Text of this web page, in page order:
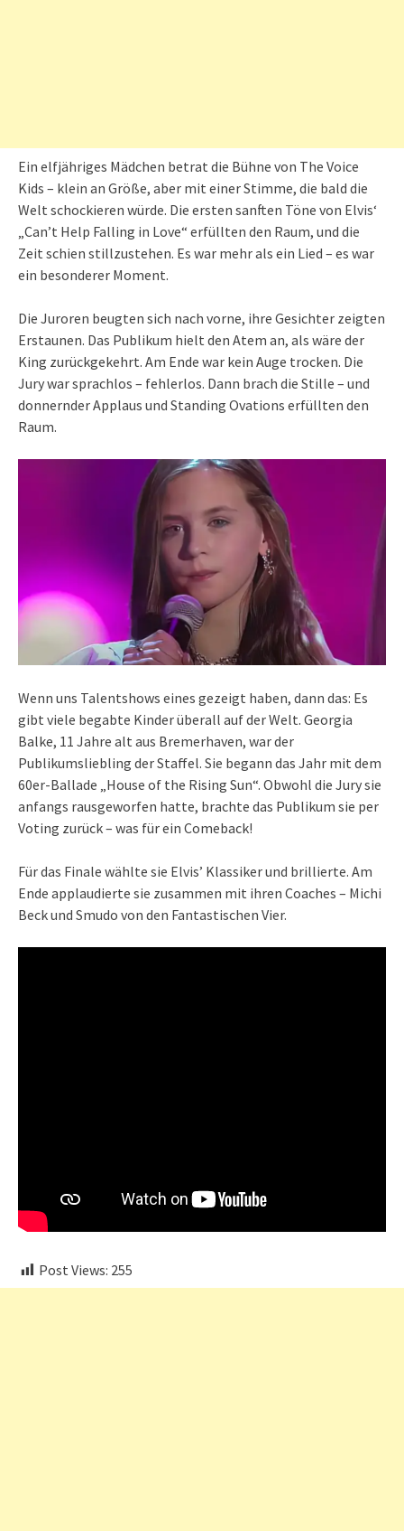
Ein elfjähriges Mädchen betrat die Bühne von The Voice
Kids – klein an Größe, aber mit einer Stimme, die bald die
Welt schockieren würde. Die ersten sanften Töne von Elvis‘
„Can’t Help Falling in Love“ erfüllten den Raum, und die
Zeit schien stillzustehen. Es war mehr als ein Lied – es war
ein besonderer Moment.
Die Juroren beugten sich nach vorne, ihre Gesichter zeigten
Erstaunen. Das Publikum hielt den Atem an, als wäre der
King zurückgekehrt. Am Ende war kein Auge trocken. Die
Jury war sprachlos – fehlerlos. Dann brach die Stille – und
donnernder Applaus und Standing Ovations erfüllten den
Raum.
Wenn uns Talentshows eines gezeigt haben, dann das: Es
gibt viele begabte Kinder überall auf der Welt. Georgia
Balke, 11 Jahre alt aus Bremerhaven, war der
Publikumsliebling der Staffel. Sie begann das Jahr mit dem
60er-Ballade „House of the Rising Sun“. Obwohl die Jury sie
anfangs rausgeworfen hatte, brachte das Publikum sie per
Voting zurück – was für ein Comeback!
Für das Finale wählte sie Elvis’ Klassiker und brillierte. Am
Ende applaudierte sie zusammen mit ihren Coaches – Michi
Beck und Smudo von den Fantastischen Vier.
Post Views: 255